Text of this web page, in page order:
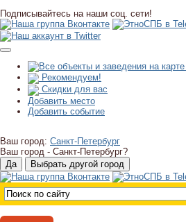
Подписывайтесь на наши соц. сети!
Рекомендуем!
Скидки для вас
Добавить место
Добавить событие
Ваш город: Санкт-Петербург
Ваш город - Санкт-Петербург?